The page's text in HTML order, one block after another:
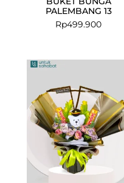
PALEMBANG 13
Rp499.900